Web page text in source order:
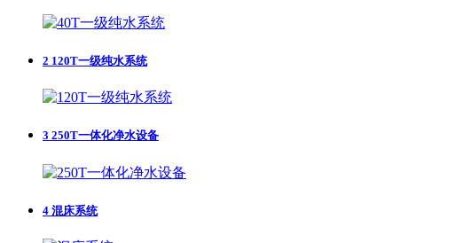
2 120T一级纯水系统
3 250T一体化净水设备
4 混床系统